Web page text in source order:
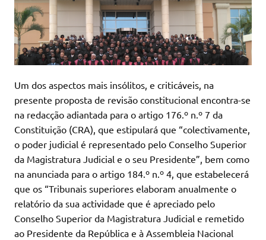
Um dos aspectos mais insólitos, e criticáveis, na
presente proposta de revisão constitucional encontra-se
na redacção adiantada para o artigo 176.º n.º 7 da
Constituição (CRA), que estipulará que “colectivamente,
o poder judicial é representado pelo Conselho Superior
da Magistratura Judicial e o seu Presidente”, bem como
na anunciada para o artigo 184.º n.º 4, que estabelecerá
que os “Tribunais superiores elaboram anualmente o
relatório da sua actividade que é apreciado pelo
Conselho Superior da Magistratura Judicial e remetido
ao Presidente da República e à Assembleia Nacional